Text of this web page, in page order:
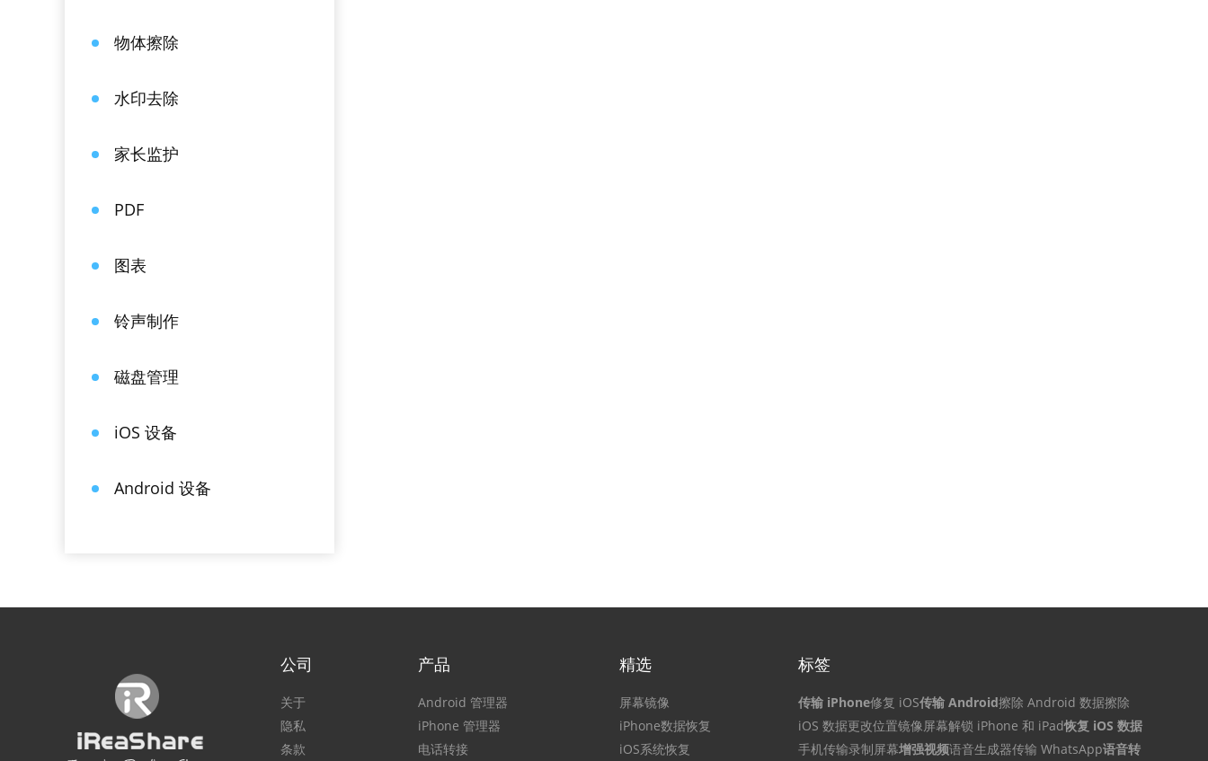
物体擦除
水印去除
家长监护
PDF
图表
铃声制作
磁盘管理
iOS 设备
Android 设备
公司
关于
隐私
条款
产品
Android 管理器
iPhone 管理器
电话转接
精选
屏幕镜像
iPhone数据恢复
iOS系统恢复
标签
传输 iPhone修复 iOS传输 Android擦除 Android 数据擦除
iOS 数据更改位置镜像屏幕解锁 iPhone 和 iPad恢复 iOS 数据
手机传输录制屏幕增强视频语音生成器传输 WhatsApp语音转